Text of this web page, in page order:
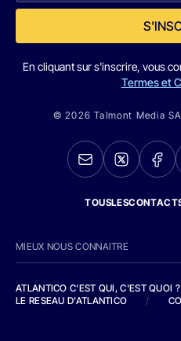
En cliquant sur s'inscrire, vous
Termes et
© 2026 Talmont Media
MIEUX NOUS CONNAITRE
ATLANTICO C'EST QUI, C'EST QUOI ?
LE RESEAU D'ATLANTICO
/